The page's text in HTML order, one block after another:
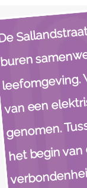
buren
van een
genomen.
het begin